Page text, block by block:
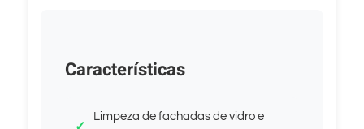
Características
Limpeza de fachadas de vidro e